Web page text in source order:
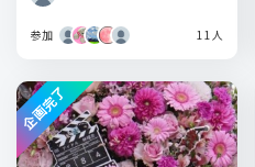
参加 11人
企画完了